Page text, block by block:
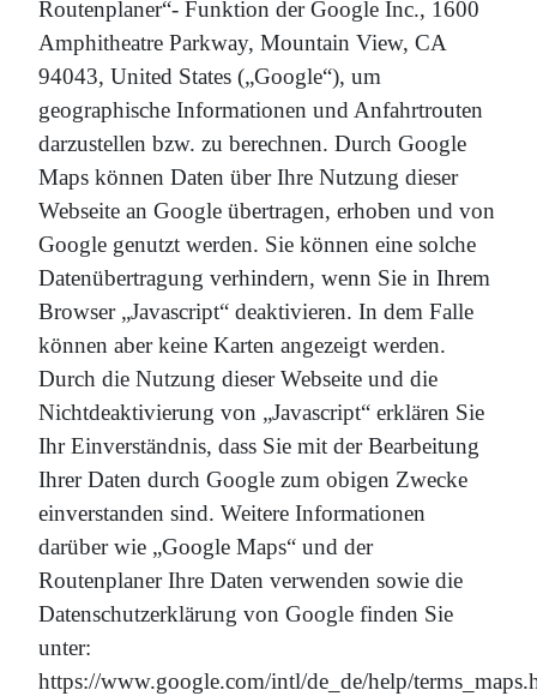
Routenplaner“- Funktion der Google Inc., 1600
Amphitheatre Parkway, Mountain View, CA
94043, United States („Google“), um
geographische Informationen und Anfahrtrouten
darzustellen bzw. zu berechnen. Durch Google
Maps können Daten über Ihre Nutzung dieser
Webseite an Google übertragen, erhoben und von
Google genutzt werden. Sie können eine solche
Datenübertragung verhindern, wenn Sie in Ihrem
Browser „Javascript“ deaktivieren. In dem Falle
können aber keine Karten angezeigt werden.
Durch die Nutzung dieser Webseite und die
Nichtdeaktivierung von „Javascript“ erklären Sie
Ihr Einverständnis, dass Sie mit der Bearbeitung
Ihrer Daten durch Google zum obigen Zwecke
einverstanden sind. Weitere Informationen
darüber wie „Google Maps“ und der
Routenplaner Ihre Daten verwenden sowie die
Datenschutzerklärung von Google finden Sie
unter:
https://www.google.com/intl/de_de/help/